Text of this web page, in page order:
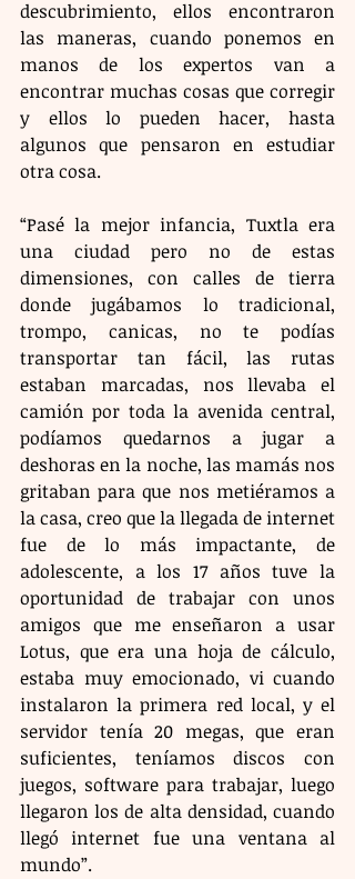
descubrimiento, ellos encontraron
las maneras, cuando ponemos en
manos de los expertos van a
encontrar muchas cosas que corregir
y ellos lo pueden hacer, hasta
algunos que pensaron en estudiar
otra cosa.
“Pasé la mejor infancia, Tuxtla era
una ciudad pero no de estas
dimensiones, con calles de tierra
donde jugábamos lo tradicional,
trompo, canicas, no te podías
transportar tan fácil, las rutas
estaban marcadas, nos llevaba el
camión por toda la avenida central,
podíamos quedarnos a jugar a
deshoras en la noche, las mamás nos
gritaban para que nos metiéramos a
la casa, creo que la llegada de internet
fue de lo más impactante, de
adolescente, a los 17 años tuve la
oportunidad de trabajar con unos
amigos que me enseñaron a usar
Lotus, que era una hoja de cálculo,
estaba muy emocionado, vi cuando
instalaron la primera red local, y el
servidor tenía 20 megas, que eran
suficientes, teníamos discos con
juegos, software para trabajar, luego
llegaron los de alta densidad, cuando
llegó internet fue una ventana al
mundo”.